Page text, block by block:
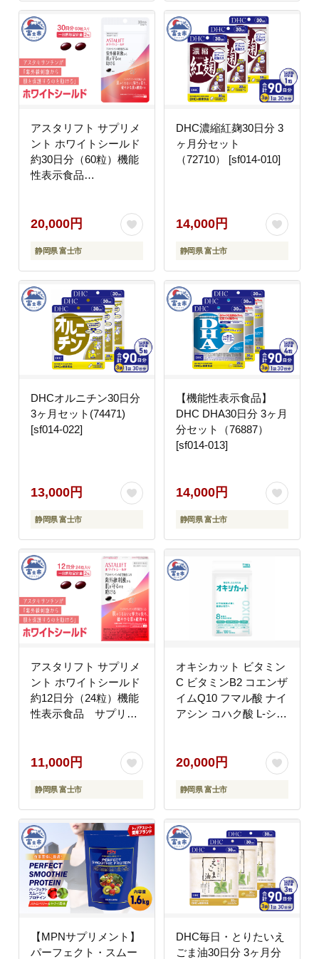
アスタリフト サプリメ
ント ホワイトシールド
約30日分（60粒）機能
性表示食品
20,000円
静岡県 富士市
DHC濃縮紅麹30日分 3
ヶ月分セット
（72710） [sf014-010]
14,000円
静岡県 富士市
DHCオルニチン30日分
3ヶ月セット(74471)
[sf014-022]
13,000円
静岡県 富士市
【機能性表示食品】
DHC DHA30日分 3ヶ月
分セット（76887）
[sf014-013]
14,000円
静岡県 富士市
アスタリフト サプリメ
ント ホワイトシールド
約12日分（24粒）機能
性表示食品 サプリメ
[sf001-050]
11,000円
静岡県 富士市
オキシカット ビタミン
C ビタミンB2 コエンザ
イムQ10 フマル酸 ナイ
アシン コハク酸 L-シス
得 健康 健康食品 安心
[sf043-001]
20,000円
静岡県 富士市
【MPNサプリメント】
パーフェクト・スムー
DHC毎日・とりたいえ
ごま油30日分 3ヶ月分